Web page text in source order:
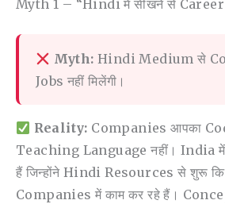
Myth 1 – “Hindi में सीखने से Career
Myth: Hindi Medium से
Jobs नहीं मिलेंगी।
Reality: Companies आपका
Teaching Language नहीं। India में
हैं जिन्होंने Hindi Resources से शुरू
Companies में काम कर रहे हैं।